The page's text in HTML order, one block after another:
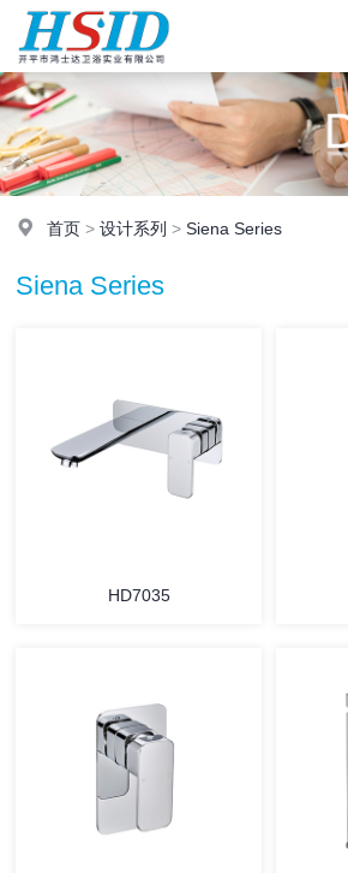
首页 >设计系列 >Siena Series
Siena Series
HD7035